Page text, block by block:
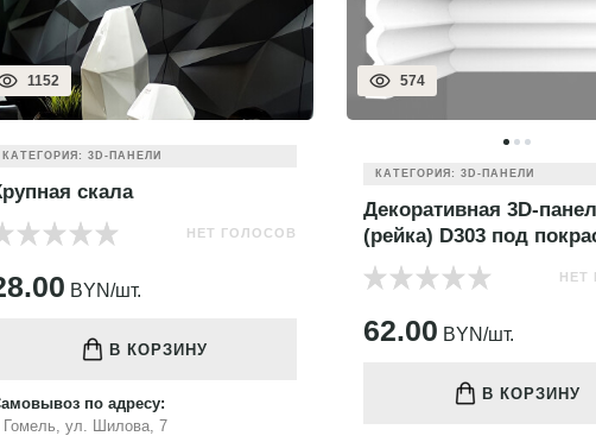
1152
КАТЕГОРИЯ: 3D-ПАНЕЛИ
скала
НЕТ ГОЛОСОВ
BYN/шт.
В КОРЗИНУ
по адресу:
Гомель, ул. Шилова, 7
574
КАТЕГОРИЯ: 3D-ПАНЕЛИ
Декоративная 3D-
(рейка) D303 под
НЕТ
62.00 BYN/шт.
В КОРЗИНУ